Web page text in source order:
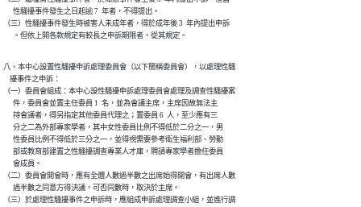
      性騷擾事件發生之日起逾 7  年者，不得提出。
（三）性騷擾事件發生時被害人未成年者，得於成年後 3  年內提出申訴
      。但依上開各款規定有較長之申訴期限者，從其規定。
八、本中心設置性騷擾申訴處理委員會（以下簡稱委員會），以處理性騷
    擾事件之申訴：
（一）委員會組成：本中心設性騷擾申訴處理委員會處理及調查性騷擾案
      件，委員會並置主任委員 1  名，並為會議主席，主席因故無法主
      持會議者，得另指定其他委員代理之；置委員 6  人，至少應有三
      分之二為外部專家學者，其中女性委員比例不得低於二分之一，男
      性委員比例不得低於三分之一，並得視需要參考衛生福利部、勞動
      部或教育部建置之性騷擾調查專業人才庫，聘請專家學者擔任委員
      會成員。
（二）委員會開會時，應有全體人數過半數之出席始得開會，有出席人數
      過半數之同意方得決議，可否同數時，取決於主席。
（三）於處理性騷擾事件之申訴時，應組成申訴處理調查小組，並進行調